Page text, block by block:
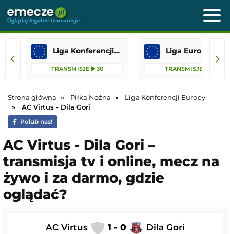
Liga Konferencji Europy
TRANSMISJE 30
Liga Europejska
TRANSMISJE
Strona główna Piłka Nożna
Liga Konferencji Europy
AC Virtus - Dila Gori
Polub nas!
AC Virtus - Dila Gori –
transmisja tv i online, mecz na
żywo i za darmo, gdzie
oglądać?
AC Virtus 1 - 0 Dila Gori